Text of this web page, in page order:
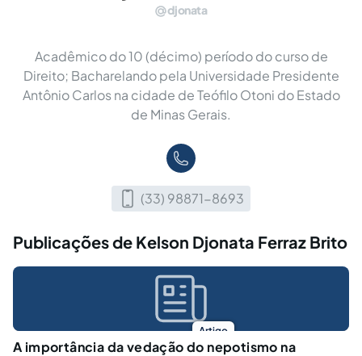
djonata
Acadêmico do 10 (décimo) período do curso de
Direito; Bacharelando pela Universidade Presidente
Antônio Carlos na cidade de Teófilo Otoni do Estado
de Minas Gerais.
(33) 98871-8693
Publicações de Kelson Djonata Ferraz Brito
Artigo
A importância da vedação do nepotismo na